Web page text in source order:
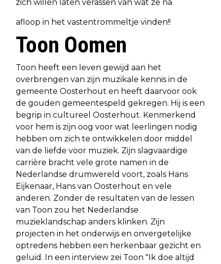
zich willen laten verassen van wat ze na
afloop in het vastentrommeltje vinden!!
Toon Oomen
Toon heeft een leven gewijd aan het
overbrengen van zijn muzikale kennis in de
gemeente Oosterhout en heeft daarvoor ook
de gouden gemeentespeld gekregen. Hij is een
begrip in cultureel Oosterhout. Kenmerkend
voor hem is zijn oog voor wat leerlingen nodig
hebben om zich te ontwikkelen door middel
van de liefde voor muziek. Zijn slagvaardige
carrière bracht vele grote namen in de
Nederlandse drumwereld voort, zoals Hans
Eijkenaar, Hans van Oosterhout en vele
anderen. Zonder de resultaten van de lessen
van Toon zou het Nederlandse
muzieklandschap anders klinken. Zijn
projecten in het onderwijs en onvergetelijke
optredens hebben een herkenbaar gezicht en
geluid. In een interview zei Toon "Ik doe altijd